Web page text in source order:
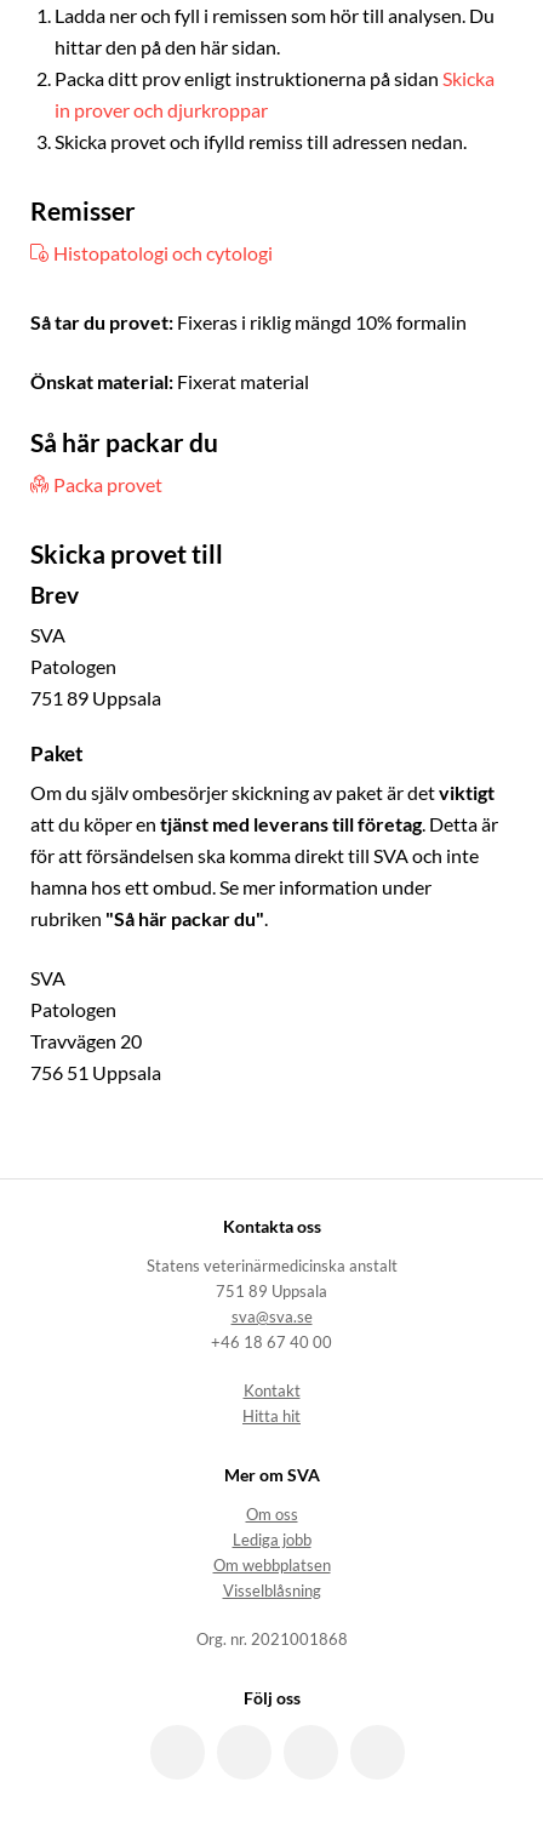
Ladda ner och fyll i remissen som hör till analysen. Du
hittar den på den här sidan.
Packa ditt prov enligt instruktionerna på sidan Skicka
in prover och djurkroppar
Skicka provet och ifylld remiss till adressen nedan.
Remisser
Histopatologi och cytologi
Så tar du provet: Fixeras i riklig mängd 10% formalin
Önskat material: Fixerat material
Så här packar du
Packa provet
Skicka provet till
Brev
SVA
Patologen
751 89 Uppsala
Paket
Om du själv ombesörjer skickning av paket är detviktigt
att du köper en tjänst med leverans till företag. Detta är
för att försändelsen ska komma direkt till SVA och inte
hamna hos ett ombud. Se mer information under
rubriken "Så här packar du".
SVA
Patologen
Travvägen 20
756 51 Uppsala
Kontakta oss
Statens veterinärmedicinska anstalt
751 89 Uppsala
sva@sva.se
+46 18 67 40 00
Kontakt
Hitta hit
Mer om SVA
Om oss
Lediga jobb
Om webbplatsen
Visselblåsning
Org. nr. 2021001868
Följ oss